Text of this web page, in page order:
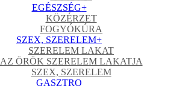
EGÉSZSÉG+
KÖZÉRZET
FOGYÓKÚRA
SZEX, SZERELEM+
SZERELEM LAKAT
AZ ÖRÖK SZERELEM LAKATJA
SZEX, SZERELEM
GASZTRO